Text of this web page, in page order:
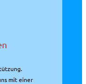
mit einer